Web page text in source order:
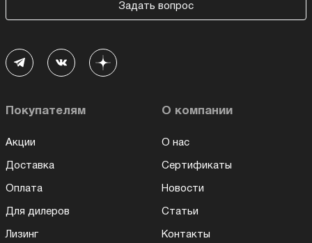
Задать вопрос
Покупателям
Акции
Доставка
Оплата
Для дилеров
Лизинг
О компании
О нас
Сертификаты
Новости
Статьи
Контакты